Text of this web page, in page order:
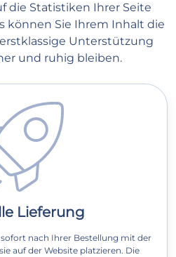
die Statistiken Ihrer Seite
können Sie Ihrem Inhalt die
Unterstützung
und ruhig bleiben.
Lieferung
nach Ihrer Bestellung mit der
auf der Website platzieren. Die